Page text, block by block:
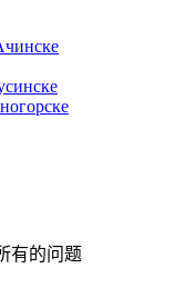
有的问题